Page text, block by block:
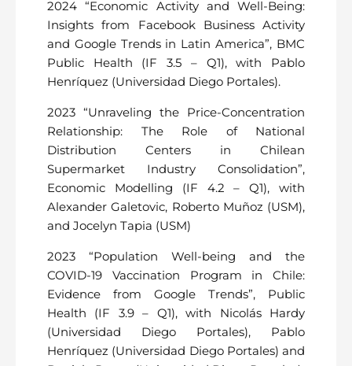
2024 “Economic Activity and Well-Being:
Insights from Facebook Business Activity
and Google Trends in Latin America”, BMC
Public Health (IF 3.5 – Q1), with Pablo
Henríquez (Universidad Diego Portales).
2023 “Unraveling the Price-Concentration
Relationship: The Role of National
Distribution Centers in Chilean
Supermarket Industry Consolidation”,
Economic Modelling (IF 4.2 – Q1), with
Alexander Galetovic, Roberto Muñoz (USM),
and Jocelyn Tapia (USM)
2023 “Population Well-being and the
COVID-19 Vaccination Program in Chile:
Evidence from Google Trends”, Public
Health (IF 3.9 – Q1), with Nicolás Hardy
(Universidad Diego Portales), Pablo
Henríquez (Universidad Diego Portales) and